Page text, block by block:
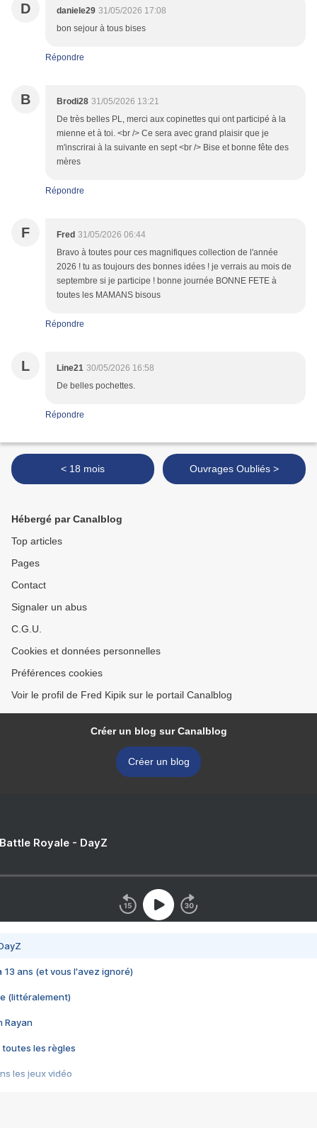
D daniele29 31/05/2026 17:08
bon sejour à tous bises
Répondre
B Brodi28 31/05/2026 13:21
De très belles PL, merci aux copinettes qui ont participé à la
mienne et à toi. <br /> Ce sera avec grand plaisir que je
m'inscrirai à la suivante en sept <br /> Bise et bonne fête des
mères
Répondre
F Fred 31/05/2026 06:44
Bravo à toutes pour ces magnifiques collection de l'année
2026 ! tu as toujours des bonnes idées ! je verrais au mois de
septembre si je participe ! bonne journée BONNE FETE à
toutes les MAMANS bisous
Répondre
L Line21 30/05/2026 16:58
De belles pochettes.
Répondre
< 18 mois Ouvrages Oubliés >
Hébergé par Canalblog
Top articles
Pages
Contact
Signaler un abus
C.G.U.
Cookies et données personnelles
Préférences cookies
Voir le profil de Fred Kipik sur le portail Canalblog
Créer un blog sur Canalblog
Créer un blog
Royale - DayZ
13 ans (et vous l'avez ignoré)
(littéralement)
Rayan
toutes les règles
les jeux vidéo